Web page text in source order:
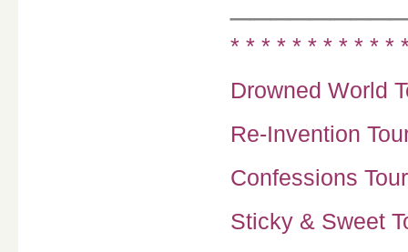
* * * * * * * * * * *
Drowned World
Re-Invention
Confessions
Sticky & Sweet